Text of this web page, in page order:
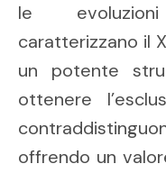
le
caratterizzano il
un potente
ottenere
offrendo un